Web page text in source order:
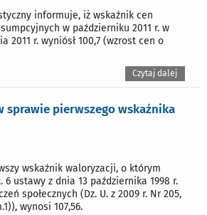
informuje, iż wskaźnik cen
w październiku 2011 r. w
2011 r. wyniósł 100,7 (wzrost cen o
Czytaj dalej
sprawie pierwszego wskaźnika
wskaźnik waloryzacji, o którym
6 ustawy z dnia 13 października 1998 r.
społecznych (Dz. U. z 2009 r. Nr 205,
wynosi 107,56.